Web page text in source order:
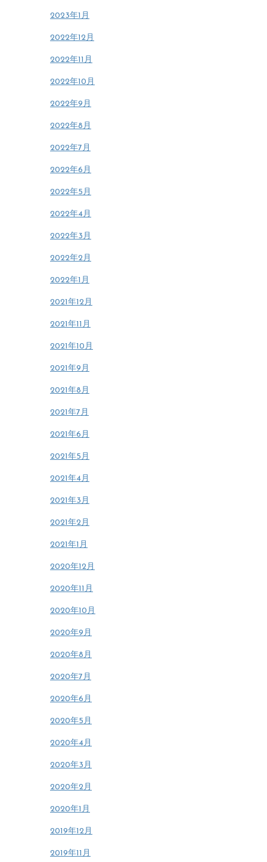
2023年1月
2022年12月
2022年11月
2022年10月
2022年9月
2022年8月
2022年7月
2022年6月
2022年5月
2022年4月
2022年3月
2022年2月
2022年1月
2021年12月
2021年11月
2021年10月
2021年9月
2021年8月
2021年7月
2021年6月
2021年5月
2021年4月
2021年3月
2021年2月
2021年1月
2020年12月
2020年11月
2020年10月
2020年9月
2020年8月
2020年7月
2020年6月
2020年5月
2020年4月
2020年3月
2020年2月
2020年1月
2019年12月
2019年11月